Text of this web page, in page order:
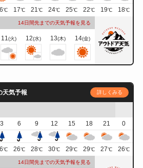
℃ 17℃ 21℃ 24℃ 25℃ 22℃ 19℃ 18℃
14日間先までの天気予報を見る
11(火) 12(水) 13(木) 14(金)
天気予報 詳しくみる
3 6 9 12 15 18 21
0
℃ 26℃ 28℃ 30℃ 29℃ 29℃ 27℃ 26℃
14日間先までの天気予報を見る